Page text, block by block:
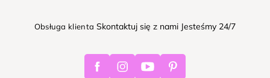
Obsługa klienta Skontaktuj się z nami Jesteśmy 24/7
FacebookInstagramYoutube Pinterest